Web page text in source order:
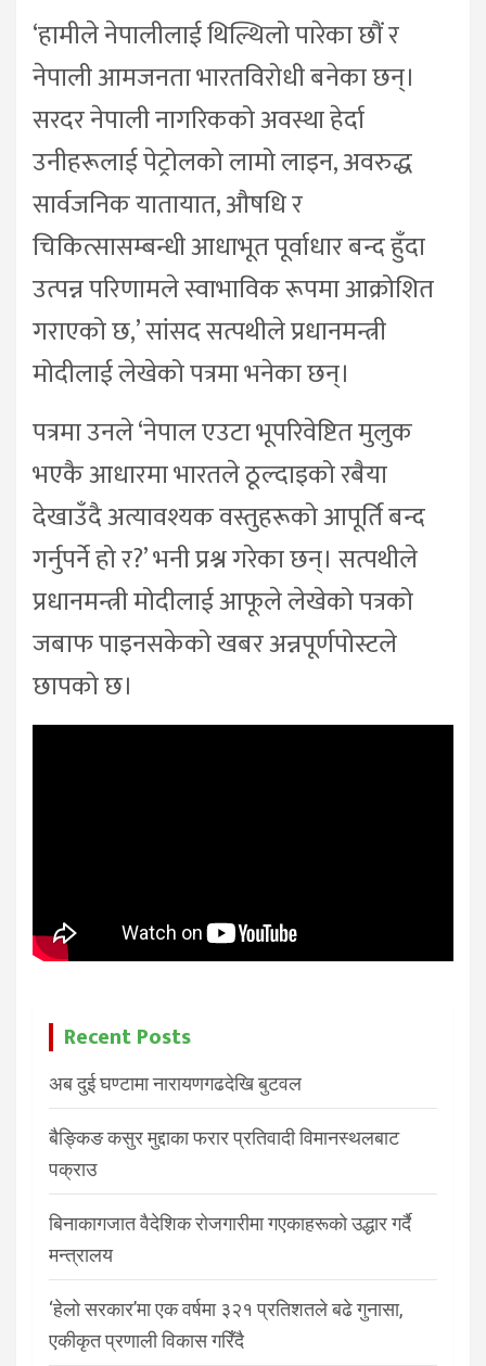
‘हामीले नेपालीलाई थिल्थिलो पारेका छौं र
नेपाली आमजनता भारतविरोधी बनेका छन्।
सरदर नेपाली नागरिकको अवस्था हेर्दा
उनीहरूलाई पेट्रोलको लामो लाइन, अवरुद्ध
सार्वजनिक यातायात, औषधि र
चिकित्सासम्बन्धी आधाभूत पूर्वाधार बन्द हुँदा
उत्पन्न परिणामले स्वाभाविक रूपमा आक्रोशित
गराएको छ,’ सांसद सत्पथीले प्रधानमन्त्री
मोदीलाई लेखेको पत्रमा भनेका छन्।
पत्रमा उनले ‘नेपाल एउटा भूपरिवेष्टित मुलुक
भएकै आधारमा भारतले ठूल्दाइको रबैया
देखाउँदै अत्यावश्यक वस्तुहरूको आपूर्ति बन्द
गर्नुपर्ने हो र?’ भनी प्रश्न गरेका छन्। सत्पथीले
प्रधानमन्त्री मोदीलाई आफूले लेखेको पत्रको
जबाफ पाइनसकेको खबर अन्नपूर्णपोस्टले
छापको छ।
Recent Posts
अब दुई घण्टामा नारायणगढदेखि बुटवल
बैङ्किङ कसुर मुद्दाका फरार प्रतिवादी विमानस्थलबाट
पक्राउ
बिनाकागजात वैदेशिक रोजगारीमा गएकाहरूको उद्धार गर्दै
मन्त्रालय
‘हेलो सरकार’मा एक वर्षमा ३२१ प्रतिशतले बढे गुनासा,
एकीकृत प्रणाली विकास गरिँदै